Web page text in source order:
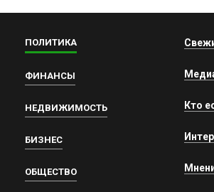
ПОЛИТИКА
ФИНАНСЫ
НЕДВИЖИМОСТЬ
БИЗНЕС
ОБЩЕСТВО
Кто